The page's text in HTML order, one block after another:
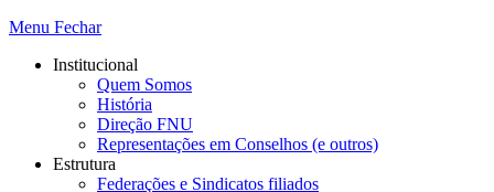
Menu Fechar
Institucional
Quem Somos
História
Direção FNU
Representações em Conselhos (e outros)
Estrutura
Federações e Sindicatos filiados